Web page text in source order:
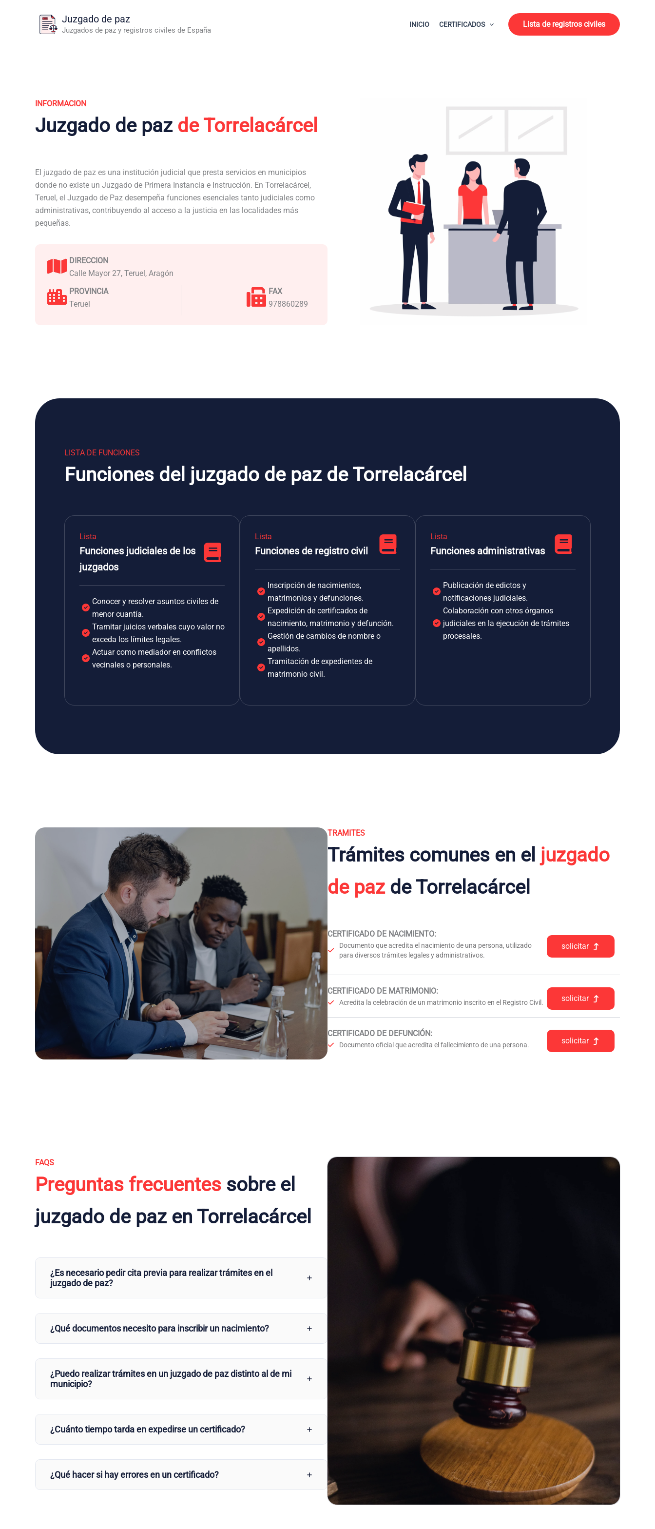
Juzgado de paz
Juzgados de paz y registros civiles de España
INICIO CERTIFICADOS Lista de registros civiles
INFORMACION
Juzgado de paz de Torrelacárcel
El juzgado de paz es una institución judicial que presta servicios en municipios
donde no existe un Juzgado de Primera Instancia e Instrucción. En Torrelacárcel,
Teruel, el Juzgado de Paz desempeña funciones esenciales tanto judiciales como
administrativas, contribuyendo al acceso a la justicia en las localidades más
pequeñas.
DIRECCION
Calle Mayor 27, Teruel, Aragón
PROVINCIA
Teruel
FAX
978860289
LISTA DE FUNCIONES
Funciones del juzgado de paz de Torrelacárcel
Lista
Funciones judiciales de los
juzgados
Conocer y resolver asuntos civiles de
menor cuantía.
Tramitar juicios verbales cuyo valor no
exceda los límites legales.
Actuar como mediador en conflictos
vecinales o personales.
Lista
Funciones de registro civil
Inscripción de nacimientos,
matrimonios y defunciones.
Expedición de certificados de
nacimiento, matrimonio y defunción.
Gestión de cambios de nombre o
apellidos.
Tramitación de expedientes de
matrimonio civil.
Lista
Funciones administrativas
Publicación de edictos y
notificaciones judiciales.
Colaboración con otros órganos
judiciales en la ejecución de trámites
procesales.
TRAMITES
Trámites comunes en el juzgado
de pazde Torrelacárcel
CERTIFICADO DE NACIMIENTO:
Documento que acredita el nacimiento de una persona, utilizado
para diversos trámites legales y administrativos.
solicitar
CERTIFICADO DE MATRIMONIO:
Acredita la celebración de un matrimonio inscrito en el Registro Civil. solicitar
CERTIFICADO DE DEFUNCIÓN:
Documento oficial que acredita el fallecimiento de una persona. solicitar
FAQS
Preguntas frecuentes sobre el
juzgado de paz en Torrelacárcel
¿Es necesario pedir cita previa para realizar trámites en el
juzgado de paz?
¿Qué documentos necesito para inscribir un nacimiento?
¿Puedo realizar trámites en un juzgado de paz distinto al de mi
municipio?
¿Cuánto tiempo tarda en expedirse un certificado?
¿Qué hacer si hay errores en un certificado?